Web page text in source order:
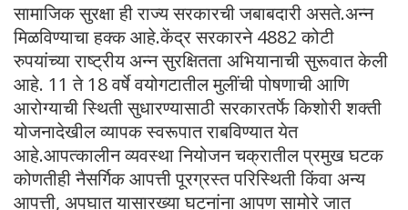
सामाजिक सुरक्षा ही राज्य सरकारची जबाबदारी असते.अन्न
मिळविण्याचा हक्क आहे.केंद्र सरकारने 4882 कोटी
रुपयांच्‍या राष्ट्रीय अन्न सुरक्षितता अभियानाची सुरूवात केली
आहे. 11 ते 18 वर्षे वयोगटातील मुलींची पोषणाची आणि
आरोग्याची स्थिती सुधारण्यासाठी सरकारतर्फे किशोरी शक्ती
योजनादेखील व्यापक स्‍वरूपात राबविण्‍यात येत
आहे.आपत्कालीन व्यवस्था नियोजन चक्रातील प्रमुख घटक
कोणतीही नैसर्गिक आपत्ती पूरग्रस्त परिस्थिती किंवा अन्य
आपत्ती, अपघात यासारख्या घटनांना आपण सामोरे जात